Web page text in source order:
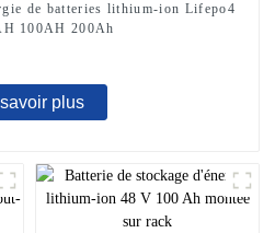
de batteries lithium-ion Lifepo4
100AH ​​200Ah
plus